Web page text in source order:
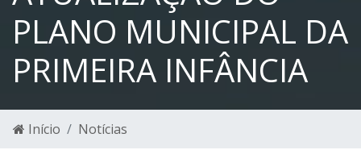
PLANO MUNICIPAL DA
PRIMEIRA INFÂNCIA
Início Notícias